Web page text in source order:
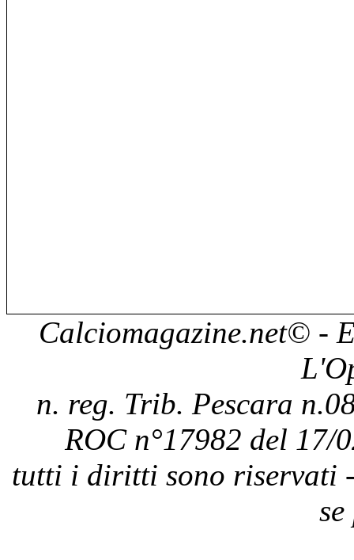
Calciomagazine.net© -
n. reg. Trib. Pescara
ROC n°17982 del 17/
tutti i diritti sono riservati